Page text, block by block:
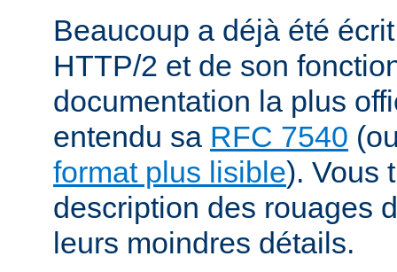
Beaucoup a déjà été
HTTP/2 et de son
documentation la plus
entendu sa RFC 7540
format plus lisible). Vous
description des rouages
leurs moindres détails.